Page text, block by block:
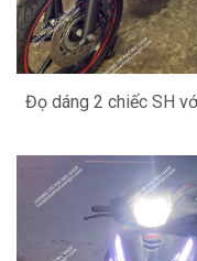
Đọ dáng 2 chiếc SH